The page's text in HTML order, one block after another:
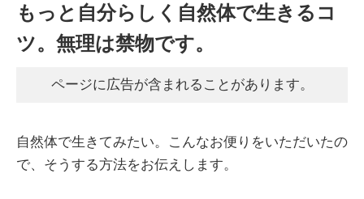
もっと自分らしく自然体で生きるコ
ツ。無理は禁物です。
ページに広告が含まれることがあります。
自然体で生きてみたい。こんなお便りをいただいたの
で、そうする方法をお伝えします。